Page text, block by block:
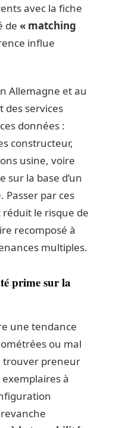
avec la fiche
de « matching
influe
Allemagne et au
des services
données :
constructeur,
usine, voire
sur la base d’un
Passer par ces
le risque de
recomposé à
multiples.
prime sur la
une tendance
ou mal
trouver preneur
à